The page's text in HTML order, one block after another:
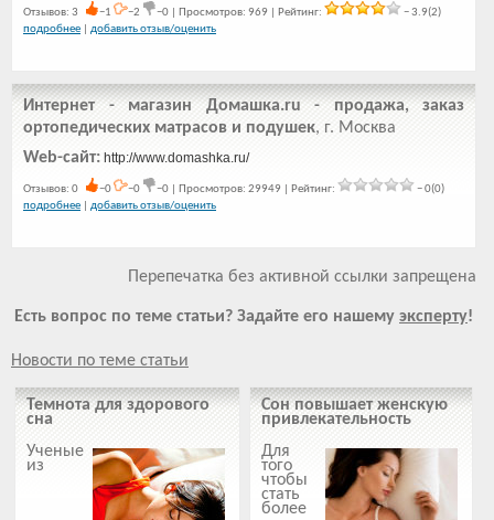
Отзывов: 3 −1 −2 −0 | Просмотров: 969 | Рейтинг:
− 3.9(2)
подробнее
добавить отзыв/оценить
Интернет - магазин Домашка.ru - продажа, заказ
ортопедических матрасов и подушек, г. Москва
Web-сайт: http://www.domashka.ru/
Отзывов: 0 −0 −0 −0 | Просмотров: 29949 | Рейтинг:
− 0(0)
подробнее
добавить отзыв/оценить
Перепечатка без активной ссылки запрещена
Есть вопрос по теме статьи? Задайте его нашему эксперту!
Новости по теме статьи
Темнота для здорового
сна
Ученые
из
Сон повышает женскую
привлекательность
Для
того
чтобы
стать
более